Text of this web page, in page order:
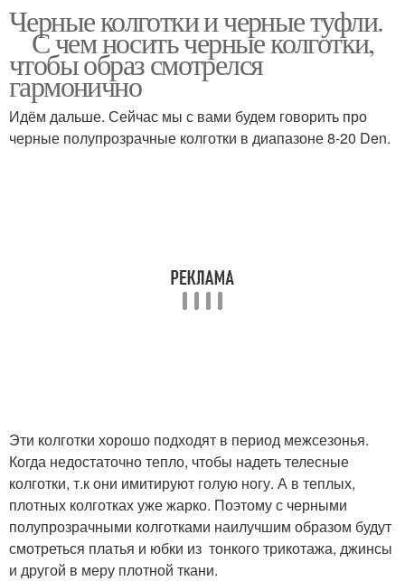
Черные колготки и черные туфли.
С чем носить черные колготки,
чтобы образ смотрелся
гармонично
Идём дальше. Сейчас мы с вами будем говорить про
черные полупрозрачные колготки в диапазоне 8-20 Den.
Эти колготки хорошо подходят в период межсезонья.
Когда недостаточно тепло, чтобы надеть телесные
колготки, т.к они имитируют голую ногу. А в теплых,
плотных колготках уже жарко. Поэтому с черными
полупрозрачными колготками наилучшим образом будут
смотреться платья и юбки из тонкого трикотажа, джинсы
и другой в меру плотной ткани.